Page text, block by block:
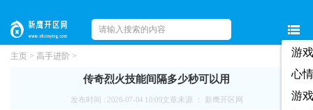
游
心
游
主页 > 高手进阶 >
传奇烈火技能间隔多少秒可以用
发布时间 : 2026-07-04 10:09文章来源 ： 新鹰开区网